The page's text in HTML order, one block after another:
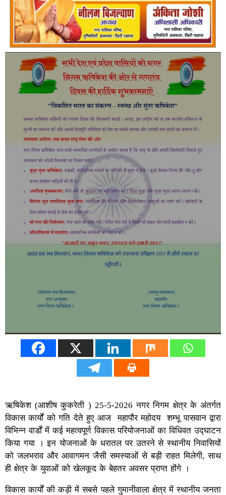
ऋषिकेश (आशीष कुकरेती ) 25-5-2026 ​नगर निगम क्षेत्र के अंतर्गत
विकास कार्यों को गति देते हुए आज महापौर महोदय शम्भू पासवान द्वारा
विभिन्न वार्डों में कई महत्वपूर्ण विकास परियोजनाओं का विधिवत उद्घाटन
किया गया । इन योजनाओं के धरातल पर उतरने से स्थानीय निवासियों
को जलभराव और आवागमन जैसी समस्याओं से बड़ी राहत मिलेगी, साथ
ही क्षेत्र के युवाओं को खेलकूद के बेहतर अवसर प्राप्त होंगे ।
​विकास कार्यों की कड़ी में सबसे पहले गुमानीवाला क्षेत्र में स्थानीय जनता